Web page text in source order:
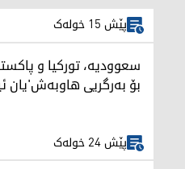
پێش 15 خولەک
سعوودیە، تورکیا و
بۆ بەرگریی هاوبەش'یان
پێش 24 خولەک